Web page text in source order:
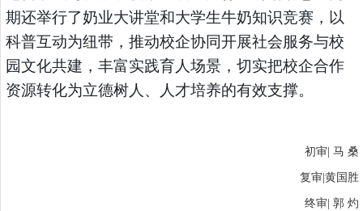
期还举行了奶业大讲堂和大学生牛奶知识竞赛，以
科普互动为纽带，推动校企协同开展社会服务与校
园文化共建，丰富实践育人场景，切实把校企合作
资源转化为立德树人、人才培养的有效支撑。
初审| 马 桑
复审|黄国胜
终审| 郭 灼